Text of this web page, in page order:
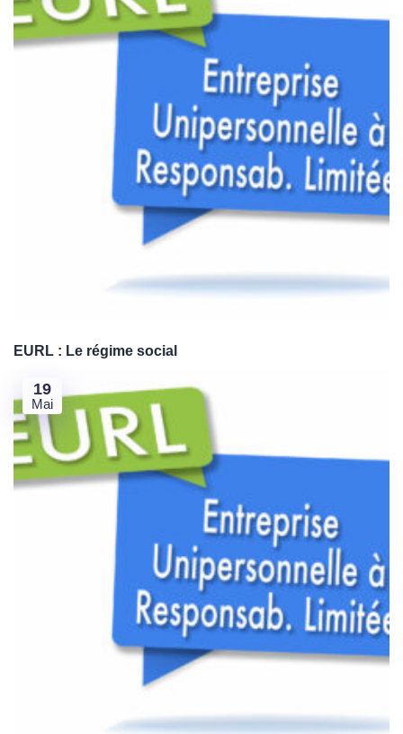
EURL : Le régime social
19
Mai
Je crée ma SAS en formule Standard 🤩
Je crée ma SAS en formule Premium 😎